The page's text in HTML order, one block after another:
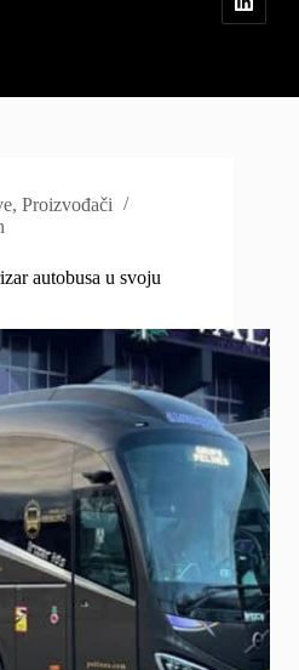
,Proizvođači
autobusa u svoju